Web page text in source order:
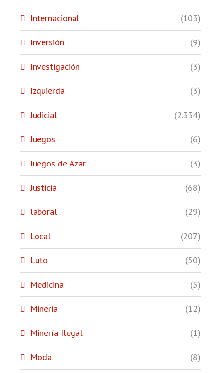
Internacional (103)
Inversión (9)
Investigación (3)
Izquierda (3)
Judicial (2.334)
Juegos (6)
Juegos de Azar (3)
Justicia (68)
laboral (29)
Local (207)
Luto (50)
Medicina (5)
Mineria (12)
Minería Ilegal (1)
Moda (8)